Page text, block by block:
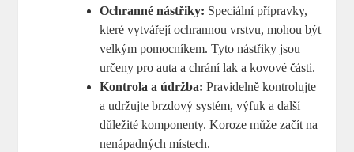
Ochranné nástřiky: Speciální přípravky,
které vytvářejí ochrannou vrstvu, mohou být
velkým pomocníkem. Tyto nástřiky jsou
určeny pro auta a chrání lak a kovové části.
Kontrola a údržba: Pravidelně kontrolujte
a udržujte brzdový systém, výfuk a další
důležité komponenty. Koroze může začít na
nenápadných místech.